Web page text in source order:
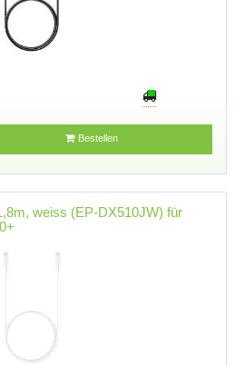
Bestellen
weiss (EP-DX510JW) für